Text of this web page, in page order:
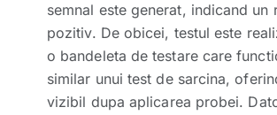
semnal este generat, indicand un
pozitiv. De obicei, testul este
o bandeleta de testare care
similar unui test de sarcina,
vizibil dupa aplicarea probei.